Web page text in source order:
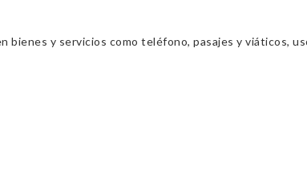
bienes y servicios como teléfono, pasajes y viáticos,